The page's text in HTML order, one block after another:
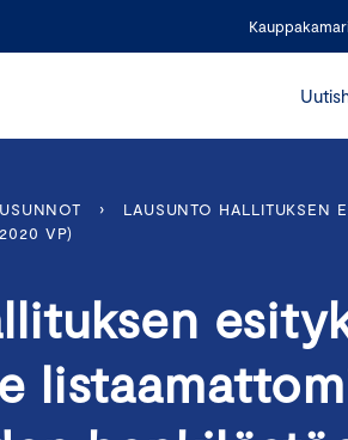
›
LAUSUNTO HALLITUKSEN
VP)